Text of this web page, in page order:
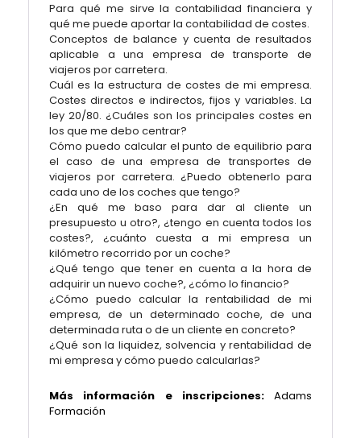
Para qué me sirve la contabilidad financiera y
qué me puede aportar la contabilidad de costes.
Conceptos de balance y cuenta de resultados
aplicable a una empresa de transporte de
viajeros por carretera.
Cuál es la estructura de costes de mi empresa.
Costes directos e indirectos, fijos y variables. La
ley 20/80. ¿Cuáles son los principales costes en
los que me debo centrar?
Cómo puedo calcular el punto de equilibrio para
el caso de una empresa de transportes de
viajeros por carretera. ¿Puedo obtenerlo para
cada uno de los coches que tengo?
¿En qué me baso para dar al cliente un
presupuesto u otro?, ¿tengo en cuenta todos los
costes?, ¿cuánto cuesta a mi empresa un
kilómetro recorrido por un coche?
¿Qué tengo que tener en cuenta a la hora de
adquirir un nuevo coche?, ¿cómo lo financio?
¿Cómo puedo calcular la rentabilidad de mi
empresa, de un determinado coche, de una
determinada ruta o de un cliente en concreto?
¿Qué son la liquidez, solvencia y rentabilidad de
mi empresa y cómo puedo calcularlas?
Más información e inscripciones:Adams
Formación